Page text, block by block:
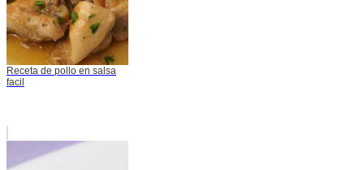
Receta de pollo en salsa
facil